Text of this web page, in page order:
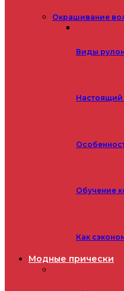
Окрашивание
Виды
Настоящий
Обучение
Как
Модные прически